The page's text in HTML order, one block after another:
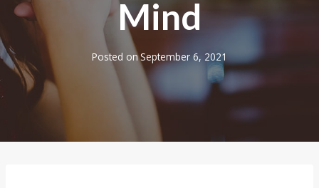
Mind
Posted onSeptember 6, 2021